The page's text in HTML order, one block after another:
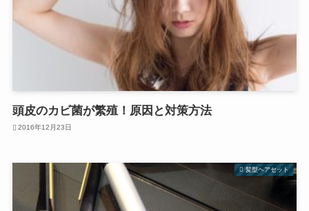
頭皮のカビ菌が繁殖！原因と対策方法
2016年12月23日
髪型ヘアセット